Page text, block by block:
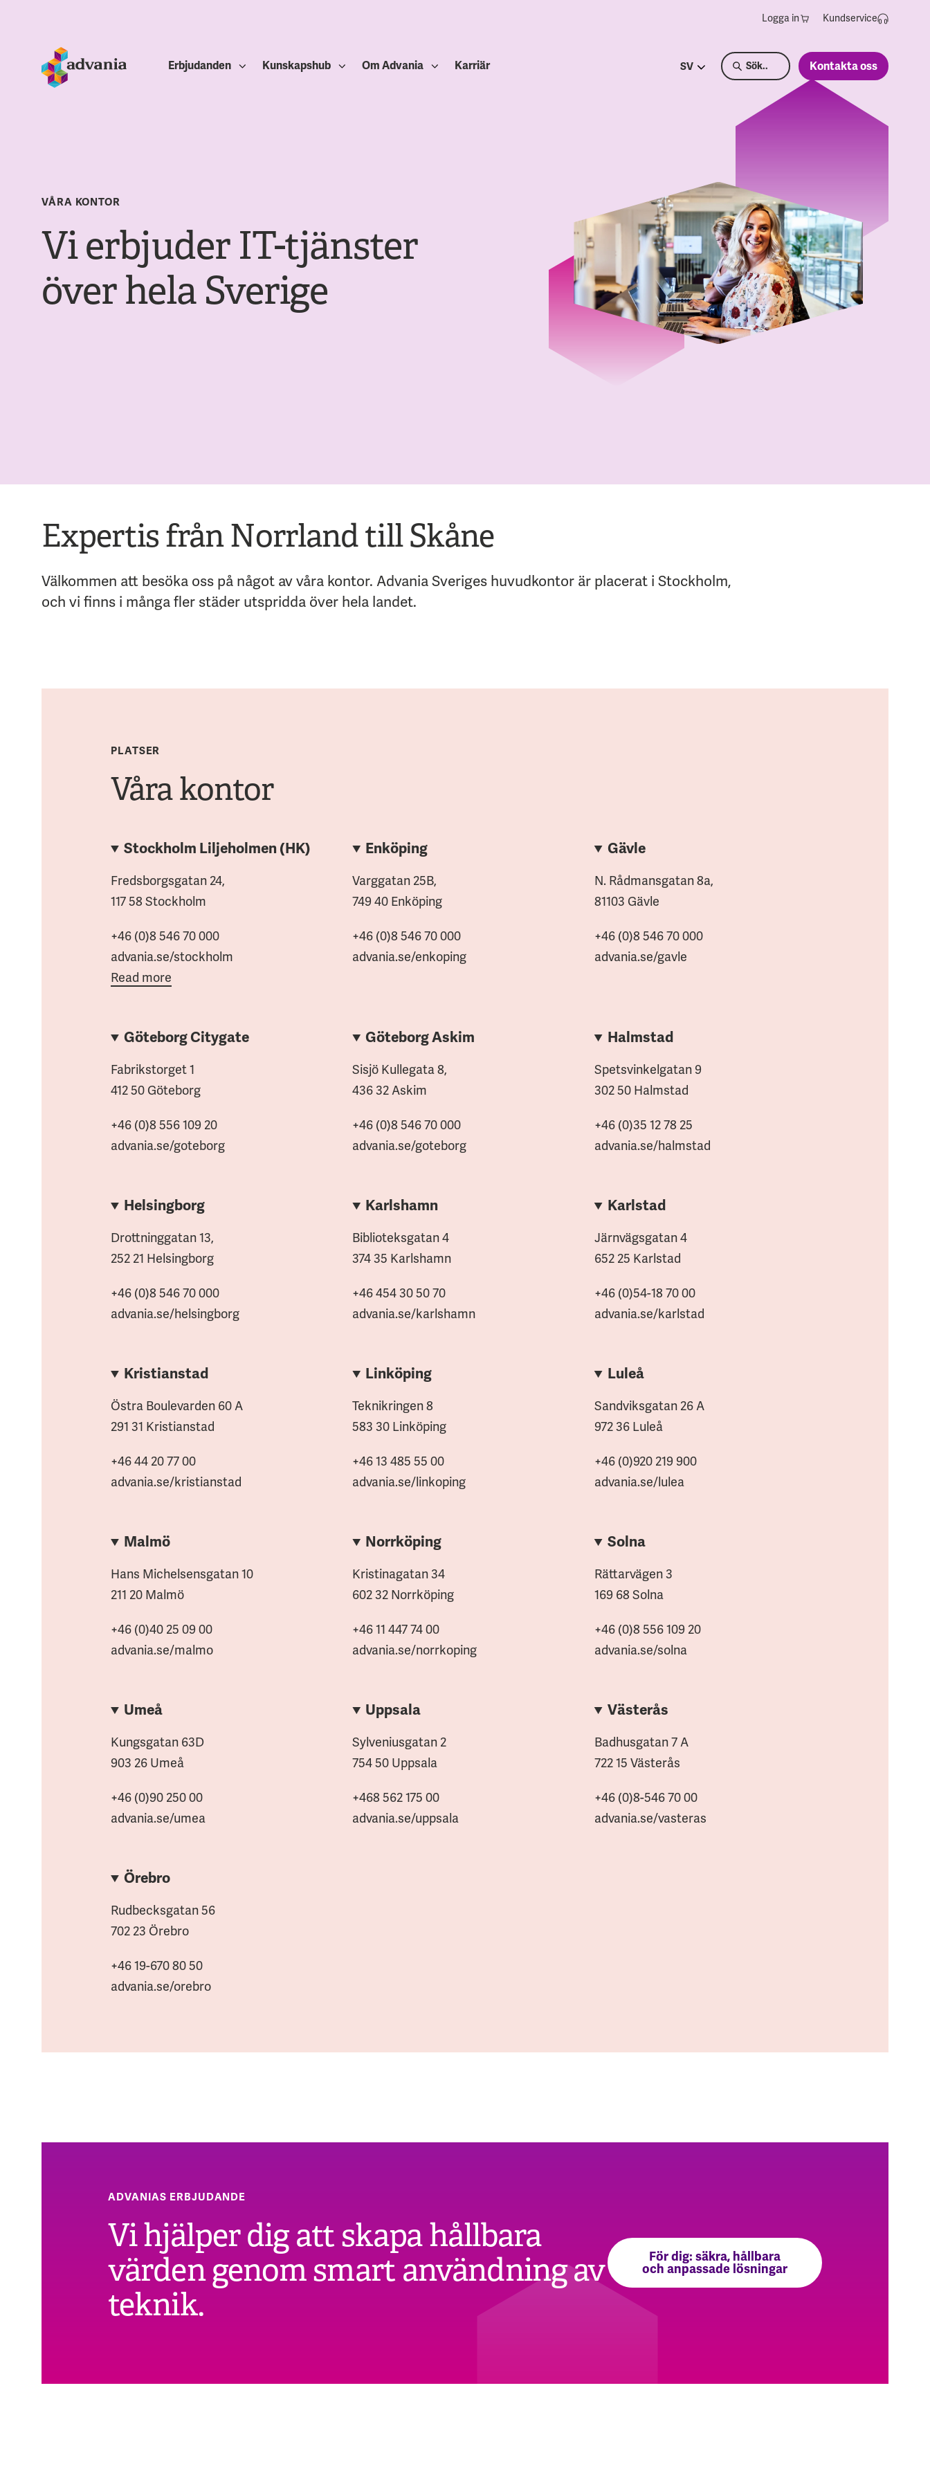
Logga in Kundservice
Erbjudanden Kunskapshub Om Advania Karriär SV Kontakta oss
VÅRA KONTOR
Vi erbjuder IT-tjänster
över hela Sverige
Expertis från Norrland till Skåne
Välkommen att besöka oss på något av våra kontor. Advania Sveriges huvudkontor är placerat i Stockholm,
och vi finns i många fler städer utspridda över hela landet.
PLATSER
Våra kontor
Stockholm Liljeholmen (HK)
Fredsborgsgatan 24,
117 58 Stockholm
+46 (0)8 546 70 000
advania.se/stockholm
Read more
Enköping
Varggatan 25B,
749 40 Enköping
+46 (0)8 546 70 000
advania.se/enkoping
Gävle
N. Rådmansgatan 8a,
81103 Gävle
+46 (0)8 546 70 000
advania.se/gavle
Göteborg Citygate
Fabrikstorget 1
412 50 Göteborg
+46 (0)8 556 109 20
advania.se/goteborg
Göteborg Askim
Sisjö Kullegata 8,
436 32 Askim
+46 (0)8 546 70 000
advania.se/goteborg
Halmstad
Spetsvinkelgatan 9
302 50 Halmstad
+46 (0)35 12 78 25
advania.se/halmstad
Helsingborg
Drottninggatan 13,
252 21 Helsingborg
+46 (0)8 546 70 000
advania.se/helsingborg
Karlshamn
Biblioteksgatan 4
374 35 Karlshamn
+46 454 30 50 70
advania.se/karlshamn
Karlstad
Järnvägsgatan 4
652 25 Karlstad
+46 (0)54-18 70 00
advania.se/karlstad
Kristianstad
Östra Boulevarden 60 A
291 31 Kristianstad
+46 44 20 77 00
advania.se/kristianstad
Linköping
Teknikringen 8
583 30 Linköping
+46 13 485 55 00
advania.se/linkoping
Luleå
Sandviksgatan 26 A
972 36 Luleå
+46 (0)920 219 900
advania.se/lulea
Malmö
Hans Michelsensgatan 10
211 20 Malmö
+46 (0)40 25 09 00
advania.se/malmo
Norrköping
Kristinagatan 34
602 32 Norrköping
+46 11 447 74 00
advania.se/norrkoping
Solna
Rättarvägen 3
169 68 Solna
+46 (0)8 556 109 20
advania.se/solna
Umeå
Kungsgatan 63D
903 26 Umeå
+46 (0)90 250 00
advania.se/umea
Uppsala
Sylveniusgatan 2
754 50 Uppsala
+468 562 175 00
advania.se/uppsala
Västerås
Badhusgatan 7 A
722 15 Västerås
+46 (0)8-546 70 00
advania.se/vasteras
Örebro
Rudbecksgatan 56
702 23 Örebro
+46 19-670 80 50
advania.se/orebro
ADVANIAS ERBJUDANDE
Vi hjälper dig att skapa hållbara
värden genom smart användning av
teknik.
För dig: säkra, hållbara
och anpassade lösningar